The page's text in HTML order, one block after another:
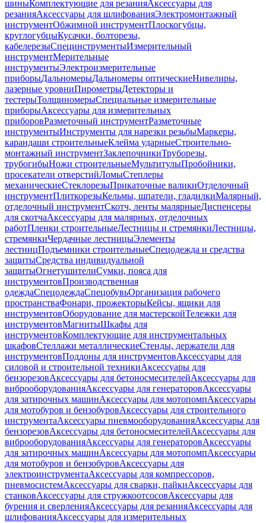
шиныКомплектующие для резанияАксессуары для
резанияАксессуары для шлифованияЭлектромонтажный
инструментОбжимной инструментПлоскогубцы,
круглогубцыКусачки, болторезы,
кабелерезыСпецинструментыИзмерительный
инструментМерительные
инструментыЭлектроизмерительные
приборыДальномерыДальномеры оптическиеНивелиры,
лазерные уровниПирометрыДетекторы и
тестерыТолщиномерыСпециальные измерительные
приборыАксессуары для измерительных
приборовРазметочный инструментРазметочные
инструментыИнструменты для нарезки резьбыМаркеры,
карандаши строительныеКлейма ударныеСтроительно-
монтажный инструментЗаклепочникиТруборезы,
трубогибыНожи строительныеМультитулыПробойники,
просекатели отверстийЛомыСтеплеры
механическиеСтеклорезыПрикаточные валикиОтделочный
инструментПлиткорезыКельмы, шпатели, гладилкиМалярный,
отделочный инструментСкотч, ленты малярныеДиспенсеры
для скотчаАксессуары для малярных, отделочных
работПленки строительныеЛестницы и стремянкиЛестницы,
стремянкиЧердачные лестницыЭлементы
лестницПодъемники строительныеСпецодежда и средства
защитыСредства индивидуальной
защитыОгнетушителиСумки, пояса для
инструментовПроизводственная
одеждаСпецодеждаСпецобувьОрганизация рабочего
пространстваФонари, прожекторыКейсы, ящики для
инструментовОборудование для мастерскойТележки для
инструментовМагнитыШкафы для
инструментовКомплектующие для инструментальных
шкафовСтеллажи металлическиеСтенды, держатели для
инструментовПоддоны для инструментовАксессуары для
силовой и строительной техникиАксессуары для
бензорезовАксессуары для бетоносмесителейАксессуары для
виброоборудованияАксессуары для генераторовАксессуары
для затирочных машинАксессуары для мотопомпАксессуары
для мотобуров и бензобуровАксессуары для строительного
инструментаАксессуары пневмооборудованияАксессуары для
бензорезовАксессуары для бетоносмесителейАксессуары для
виброоборудованияАксессуары для генераторовАксессуары
для затирочных машинАксессуары для мотопомпАксессуары
для мотобуров и бензобуровАксессуары для
электроинструментаАксессуары для компрессоров,
пневмосистемАксессуары для сварки, пайкиАксессуары для
станковАксессуары для стружкоотсосовАксессуары для
бурения и сверленияАксессуары для резанияАксессуары для
шлифованияАксессуары для измерительных